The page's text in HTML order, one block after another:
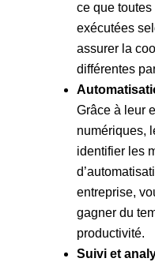
ce que
exécutées
assurer la
différentes
Grâce à leur
numériques,
identifier les
entreprise,
gagner du
productivité.
Suivi et